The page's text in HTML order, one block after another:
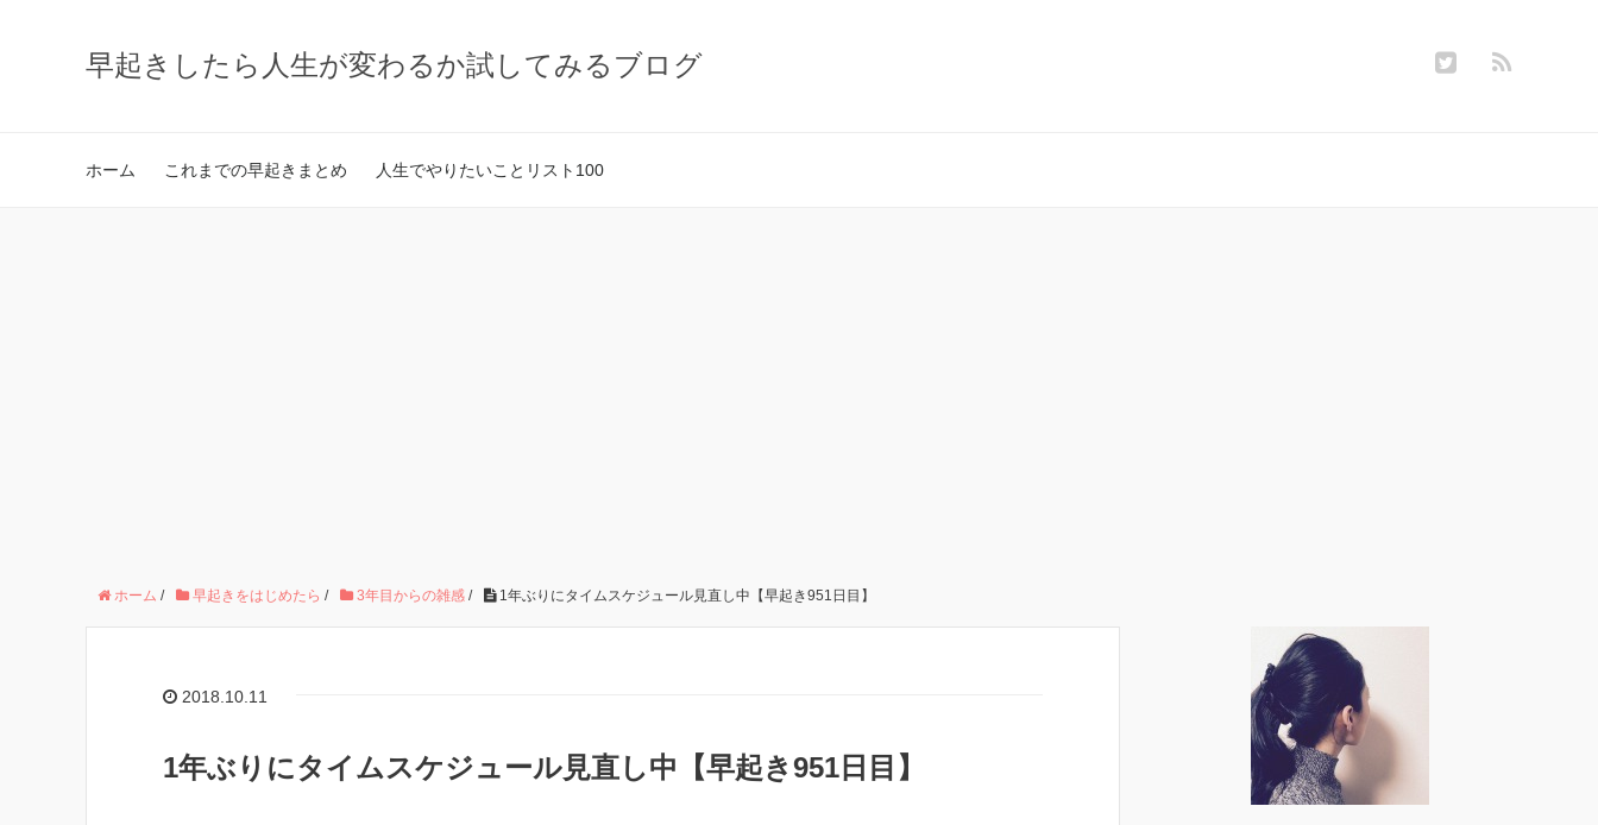
早起きしたら人生が変わるか試してみるブログ
ホーム これまでの早起きまとめ 人生でやりたいことリスト100
ホーム / 早起きをはじめたら / 3年目からの雑感 / 1年ぶりにタイムスケジュール見直し中【早起き951日目】
2018.10.11
1年ぶりにタイムスケジュール見直し中【早起き951日目】